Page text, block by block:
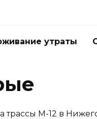
утраты
трассы М-12 в